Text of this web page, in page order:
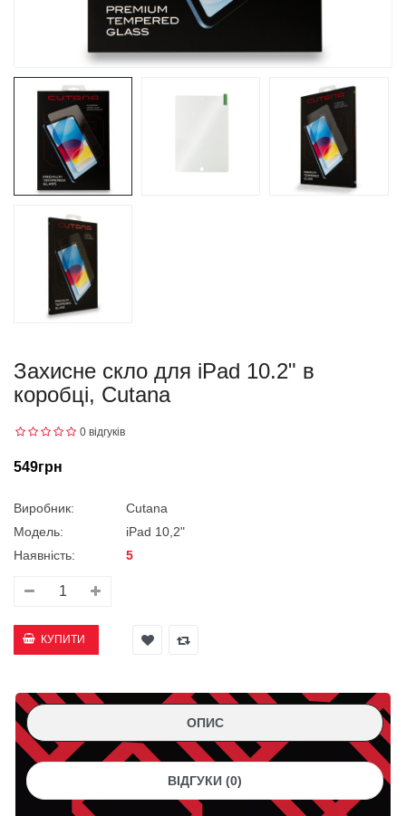
Захисне скло для iPad 10.2" в
коробці, Cutana
0 відгуків
549грн
Виробник:
Cutana
Модель:
iPad 10,2"
Наявність:
5
ОПИС
ВІДГУКИ (0)